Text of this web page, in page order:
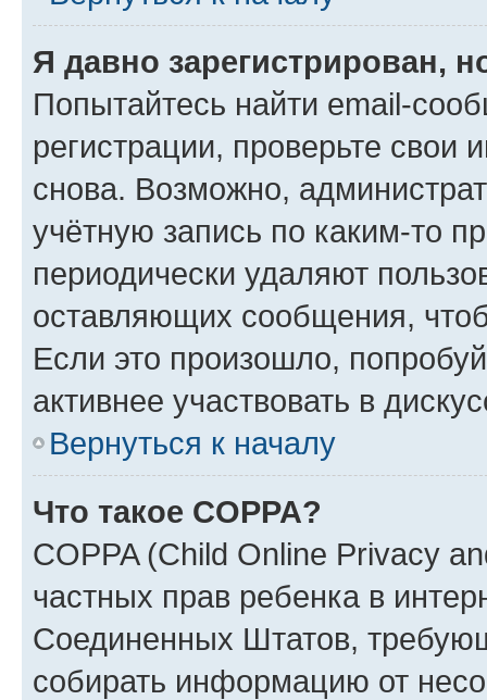
Я давно зарегистрирован,
Попытайтесь найти email-
регистрации, проверьте свои
снова. Возможно,
учётную запись по каким-то
периодически удаляют
оставляющих сообщения,
Если это произошло,
активнее участвовать в
Вернуться к началу
Что такое COPPA?
COPPA (Child Online Privacy
частных прав ребенка в
Соединенных Штатов,
собирать информацию от